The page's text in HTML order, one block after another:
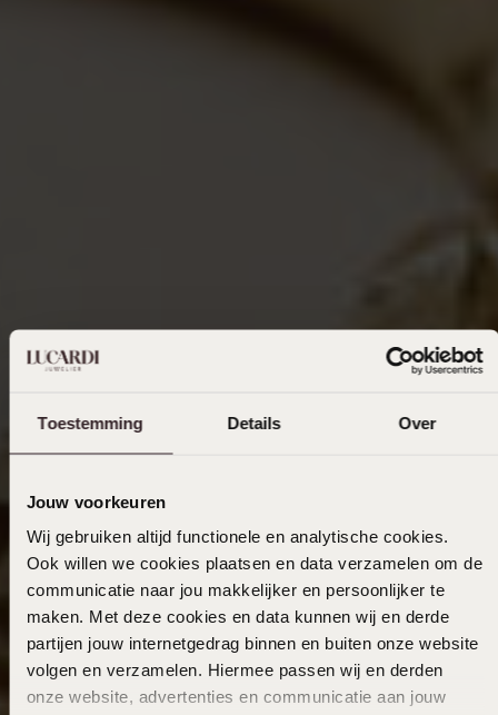
Toestemming Details Over
Jouw voorkeuren
Wij gebruiken altijd functionele en analytische cookies.
Ook willen we cookies plaatsen en data verzamelen om de
communicatie naar jou makkelijker en persoonlijker te
maken. Met deze cookies en data kunnen wij en derde
partijen jouw internetgedrag binnen en buiten onze website
volgen en verzamelen. Hiermee passen wij en derden
onze website, advertenties en communicatie aan jouw